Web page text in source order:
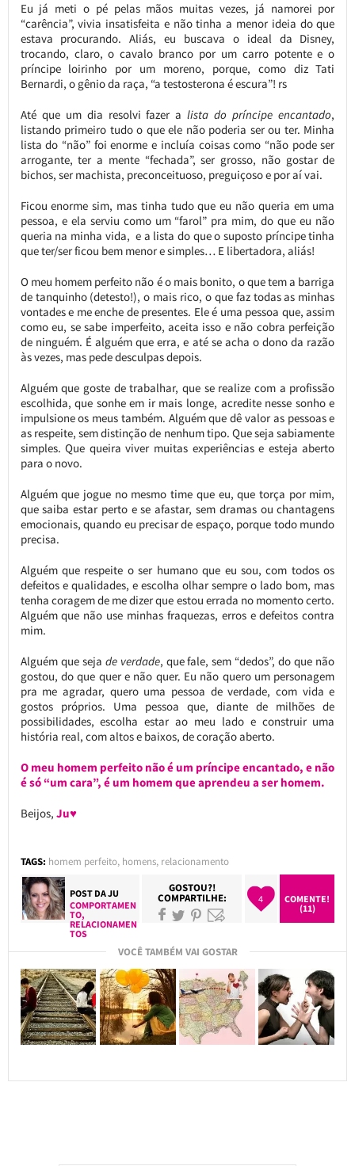
Eu já meti o pé pelas mãos muitas vezes, já namorei por
“carência”, vivia insatisfeita e não tinha a menor ideia do que
estava procurando. Aliás, eu buscava o ideal da Disney,
trocando, claro, o cavalo branco por um carro potente e o
príncipe loirinho por um moreno, porque, como diz Tati
Bernardi, o gênio da raça, “a testosterona é escura”! rs
Até que um dia resolvi fazer alista do príncipe encantado,
listando primeiro tudo o que ele não poderia ser ou ter. Minha
lista do “não” foi enorme e incluía coisas como “não pode ser
arrogante, ter a mente “fechada”, ser grosso, não gostar de
bichos, ser machista, preconceituoso, preguiçoso e por aí vai.
Ficou enorme sim, mas tinha tudo que eu não queria em uma
pessoa, e ela serviu como um “farol” pra mim, do que eu não
queria na minha vida, e a lista do que o suposto príncipe tinha
que ter/ser ficou bem menor e simples… E libertadora, aliás!
O meu homem perfeito não é o mais bonito, o que tem a barriga
de tanquinho (detesto!), o mais rico, o que faz todas as minhas
vontades e me enche de presentes. Ele é uma pessoa que, assim
como eu, se sabe imperfeito, aceita isso e não cobra perfeição
de ninguém. É alguém que erra, e até se acha o dono da razão
às vezes, mas pede desculpas depois.
Alguém que goste de trabalhar, que se realize com a profissão
escolhida, que sonhe em ir mais longe, acredite nesse sonho e
impulsione os meus também. Alguém que dê valor as pessoas e
as respeite, sem distinção de nenhum tipo. Que seja sabiamente
simples. Que queira viver muitas experiências e esteja aberto
para o novo.
Alguém que jogue no mesmo time que eu, que torça por mim,
que saiba estar perto e se afastar, sem dramas ou chantagens
emocionais, quando eu precisar de espaço, porque todo mundo
precisa.
Alguém que respeite o ser humano que eu sou, com todos os
defeitos e qualidades, e escolha olhar sempre o lado bom, mas
tenha coragem de me dizer que estou errada no momento certo.
Alguém que não use minhas fraquezas, erros e defeitos contra
mim.
Alguém que seja de verdade, que fale, sem “dedos”, do que não
gostou, do que quer e não quer. Eu não quero um personagem
pra me agradar, quero uma pessoa de verdade, com vida e
gostos próprios. Uma pessoa que, diante de milhões de
possibilidades, escolha estar ao meu lado e construir uma
história real, com altos e baixos, de coração aberto.
O meu homem perfeito não é um príncipe encantado, e não
é só “um cara”, é um homem que aprendeu a ser homem.
Beijos, Ju♥
TAGS: homem perfeito, homens, relacionamento
POST DAJU
COMPORTAMEN
TO,
RELACIONAMEN
TOS
GOSTOU?!
COMPARTILHE: 4
COMENTE!
(11)
VOCÊ TAMBÉM VAI GOSTAR